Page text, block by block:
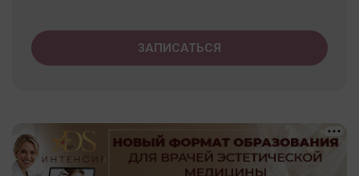
ЗАПИСАТЬСЯ